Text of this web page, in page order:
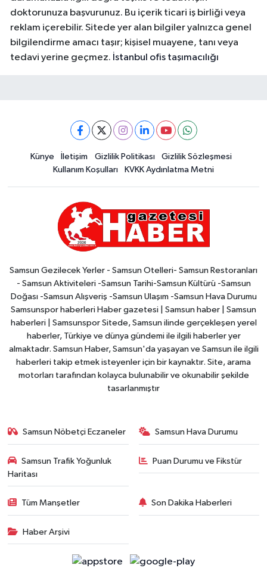
doktorunuza başvurunuz. Bu içerik ticari iş birliği veya
reklam içerebilir. Sitede yer alan bilgiler yalnızca genel
bilgilendirme amacı taşır; kişisel muayene, tanı veya
tedavi yerine geçmez. İstanbul ofis taşımacılığı
Künye İletişim Gizlilik Politikası
Gizlilik Sözleşmesi
Kullanım Koşulları
KVKK Aydınlatma Metni
Samsun Gezilecek Yerler - Samsun Otelleri- Samsun Restoranları
- Samsun Aktiviteleri -Samsun Tarihi-Samsun Kültürü -Samsun
Doğası -Samsun Alışveriş -Samsun Ulaşım -Samsun Hava Durumu
Samsunspor haberleri Haber gazetesi | Samsun haber | Samsun
haberleri | Samsunspor Sitede, Samsun ilinde gerçekleşen yerel
haberler, Türkiye ve dünya gündemi ile ilgili haberler yer
almaktadır. Samsun Haber, Samsun'da yaşayan ve Samsun ile ilgili
haberleri takip etmek isteyenler için bir kaynaktır. Site, arama
motorları tarafından kolayca bulunabilir ve okunabilir şekilde
tasarlanmıştır
Samsun Nöbetçi Eczaneler Samsun Hava Durumu
Samsun Trafik Yoğunluk
Haritası
Puan Durumu ve Fikstür
Tüm Manşetler Son Dakika Haberleri
Haber Arşivi